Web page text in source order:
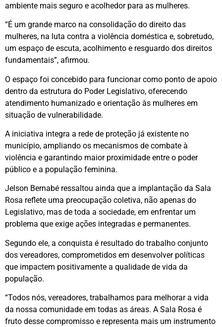
ambiente mais seguro e acolhedor para as mulheres.
“É um grande marco na consolidação do direito das
mulheres, na luta contra a violência doméstica e, sobretudo,
um espaço de escuta, acolhimento e resguardo dos direitos
fundamentais”, afirmou.
O espaço foi concebido para funcionar como ponto de apoio
dentro da estrutura do Poder Legislativo, oferecendo
atendimento humanizado e orientação às mulheres em
situação de vulnerabilidade.
A iniciativa integra a rede de proteção já existente no
município, ampliando os mecanismos de combate à
violência e garantindo maior proximidade entre o poder
público e a população feminina.
Jelson Bernabé ressaltou ainda que a implantação da Sala
Rosa reflete uma preocupação coletiva, não apenas do
Legislativo, mas de toda a sociedade, em enfrentar um
problema que exige ações integradas e permanentes.
Segundo ele, a conquista é resultado do trabalho conjunto
dos vereadores, comprometidos em desenvolver políticas
que impactem positivamente a qualidade de vida da
população.
“Todos nós, vereadores, trabalhamos para melhorar a vida
da nossa comunidade em todas as áreas. A Sala Rosa é
fruto desse compromisso e representa mais um instrumento